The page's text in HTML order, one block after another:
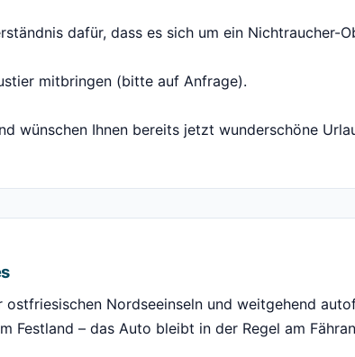
dafür, dass es sich um ein Nichtraucher-
mitbringen (bitte auf Anfrage).
wünschen Ihnen bereits jetzt wunderschöne
ostfriesischen Nordseeinseln und weitgehend
Festland – das Auto bleibt in der Regel am